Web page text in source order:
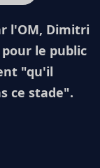
l'OM, Dimitri
le public
"qu'il
ce stade".